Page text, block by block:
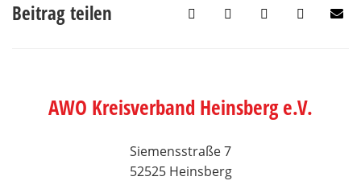
Beitrag teilen
AWO Kreisverband Heinsberg e.V.
Siemensstraße 7
52525 Heinsberg